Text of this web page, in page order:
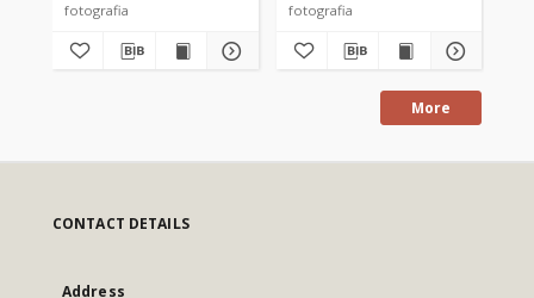
fotografia fotografia
More
CONTACT DETAILS
Address